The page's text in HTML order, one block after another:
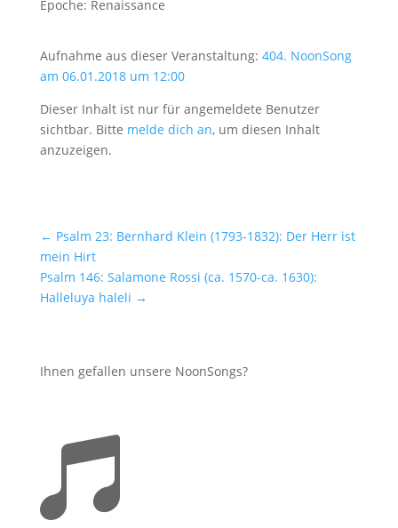
Epoche: Renaissance
Aufnahme aus dieser Veranstaltung: 404. NoonSong
am 06.01.2018 um 12:00
Dieser Inhalt ist nur für angemeldete Benutzer
sichtbar. Bitte melde dich an, um diesen Inhalt
anzuzeigen.
← Psalm 23: Bernhard Klein (1793-1832): Der Herr ist
mein Hirt
Psalm 146: Salamone Rossi (ca. 1570-ca. 1630):
Halleluya haleli →
Ihnen gefallen unsere NoonSongs?
